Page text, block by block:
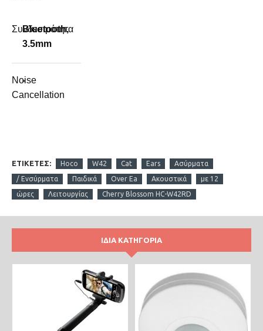
Συνδεσιμότητα
Bluetooth,
3.5mm
Noise
Cancellation
-
ΕΤΙΚΈΤΕΣ: Hoco W42 Cat Ears Ασύρματα
/ Ενσύρματα Παιδικά Over Ea Ακουστικά
με 12
ώρες
Λειτουργίας Cherry Blossom HC-W42RD
ΊΔΙΑ ΚΑΤΗΓΟΡΊΑ